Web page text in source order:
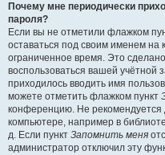
Почему мне периодически
пароля?
Если вы не отметили флажком
оставаться под своим именем на
ограниченное время. Это
воспользоваться вашей учётной
приходилось вводить имя
можете отметить флажком пункт
конференцию. Не рекомендуется
компьютере, например в
д. Если пункт Запомнить меня
администратор отключил эту